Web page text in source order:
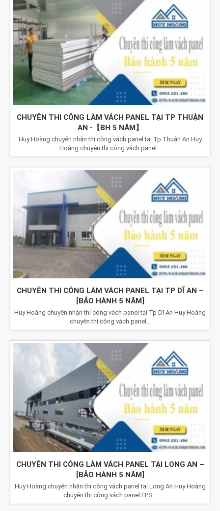
CHUYÊN THI CÔNG LÀM VÁCH PANEL TẠI TP THUẬN
AN -【BH 5 NĂM】
Huy Hoàng chuyên nhận thi công vách panel tại Tp Thuận An Huy
Hoàng chuyên thi công vách panel...
CHUYÊN THI CÔNG LÀM VÁCH PANEL TẠI TP DĨ AN –
[BẢO HÀNH 5 NĂM]
Huy Hoàng chuyên nhận thi công vách panel tại Tp Dĩ An Huy Hoàng
chuyên thi công vách panel...
CHUYÊN THI CÔNG LÀM VÁCH PANEL TẠI LONG AN –
[BẢO HÀNH 5 NĂM]
Huy Hoàng chuyên nhận thi công vách panel tại Long An Huy Hoàng
chuyên thi công vách panel EPS...